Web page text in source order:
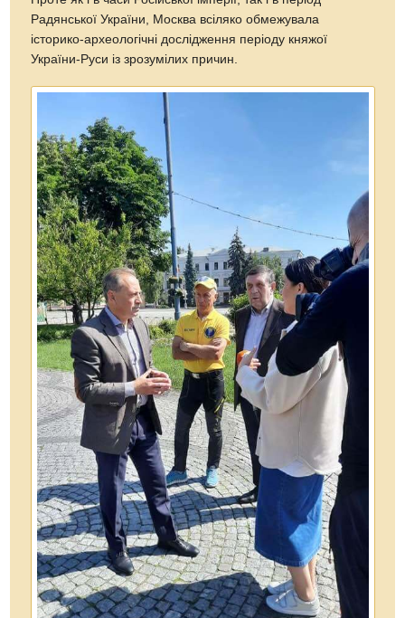
Радянської України, Москва всіляко обмежувала
історико-археологічні дослідження періоду княжої
України-Руси із зрозумілих причин.